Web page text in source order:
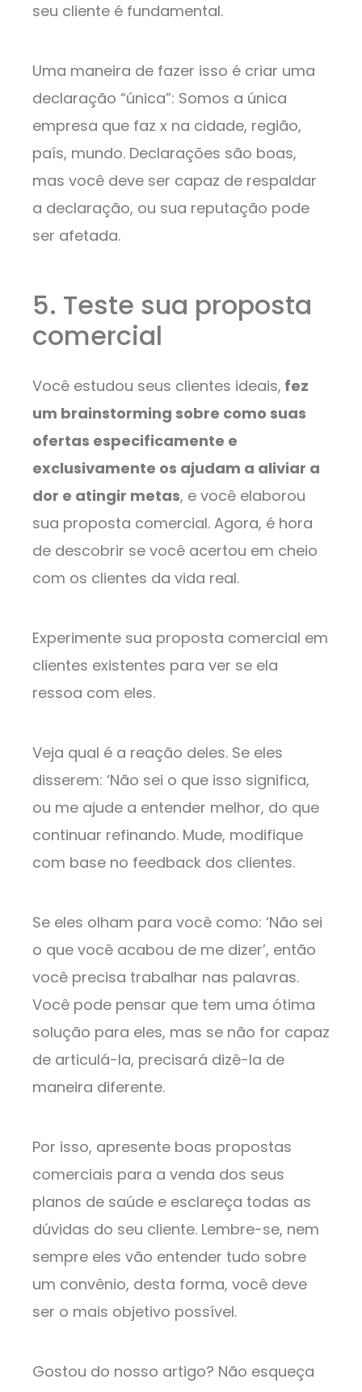
seu cliente é fundamental.
Uma maneira de fazer isso é criar uma
declaração “única”: Somos a única
empresa que faz x na cidade, região,
país, mundo. Declarações são boas,
mas você deve ser capaz de respaldar
a declaração, ou sua reputação pode
ser afetada.
5. Teste sua proposta
comercial
Você estudou seus clientes ideais, fez
um brainstorming sobre como suas
ofertas especificamente e
exclusivamente os ajudam a aliviar a
dor e atingir metas, e você elaborou
sua proposta comercial. Agora, é hora
de descobrir se você acertou em cheio
com os clientes da vida real.
Experimente sua proposta comercial em
clientes existentes para ver se ela
ressoa com eles.
Veja qual é a reação deles. Se eles
disserem: ‘Não sei o que isso significa,
ou me ajude a entender melhor, do que
continuar refinando. Mude, modifique
com base no feedback dos clientes.
Se eles olham para você como: ‘Não sei
o que você acabou de me dizer’, então
você precisa trabalhar nas palavras.
Você pode pensar que tem uma ótima
solução para eles, mas se não for capaz
de articulá-la, precisará dizê-la de
maneira diferente.
Por isso, apresente boas propostas
comerciais para a venda dos seus
planos de saúde e esclareça todas as
dúvidas do seu cliente. Lembre-se, nem
sempre eles vão entender tudo sobre
um convênio, desta forma, você deve
ser o mais objetivo possível.
Gostou do nosso artigo? Não esqueça